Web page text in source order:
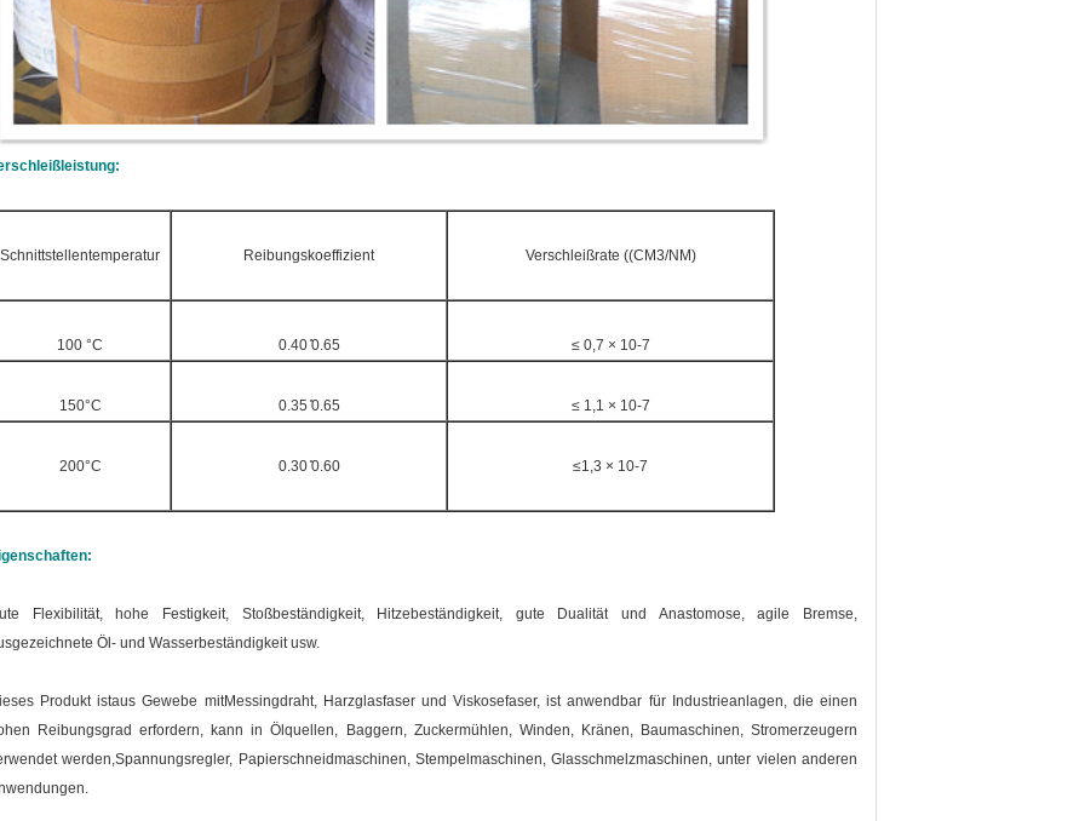
Schnittstellentemperatur Reibungskoeffizient Verschleißrate ((CM3/NM)
100 °C 0.40 ̊0.65 ≤ 0,7 × 10-7
150°C 0.35 ̊0.65 ≤ 1,1 × 10-7
200°C 0.30 ̊0.60 ≤1,3 × 10-7
Flexibilität, hohe Festigkeit, Stoßbeständigkeit, Hitzebeständigkeit, gute Dualität und Anastomose, agile Bremse,
Öl- und Wasserbeständigkeit usw.
Produkt istaus Gewebe mitMessingdraht, Harzglasfaser und Viskosefaser, ist anwendbar für Industrieanlagen, die einen
Reibungsgrad erfordern, kann in Ölquellen, Baggern, Zuckermühlen, Winden, Kränen, Baumaschinen, Stromerzeugern
werden,Spannungsregler, Papierschneidmaschinen, Stempelmaschinen, Glasschmelzmaschinen, unter vielen anderen